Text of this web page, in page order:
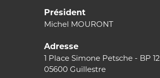
Président
Michel MOURONT
Adresse
1 Place Simone Petsche - BP 12
05600 Guillestre